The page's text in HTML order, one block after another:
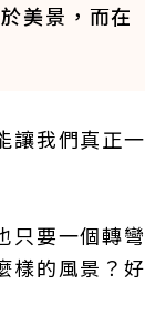
美景，而在
讓我們真正一
只要一個轉彎
樣的風景？好